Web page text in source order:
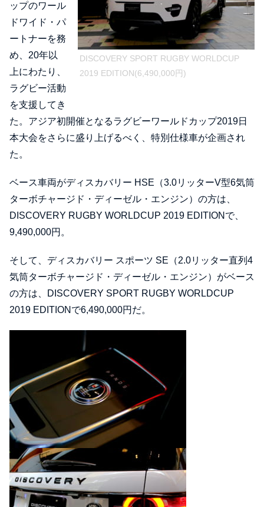
DISCOVERY SPORT RUGBY WORLDCUP
2019 EDITION(6,490,000円)
ップのワール
ドワイド・パ
ートナーを務
め、20年以
上にわたり、
ラグビー活動
を支援してき
た。アジア初開催となるラグビーワールドカップ2019日
本大会をさらに盛り上げるべく、特別仕様車が企画され
た。
ベース車両がディスカバリー HSE（3.0リッターV型6気筒
ターボチャージド・ディーゼル・エンジン）の方は、
DISCOVERY RUGBY WORLDCUP 2019 EDITIONで、
9,490,000円。
そして、ディスカバリー スポーツ SE（2.0リッター直列4
気筒ターボチャージド・ディーゼル・エンジン）がベース
の方は、DISCOVERY SPORT RUGBY WORLDCUP
2019 EDITIONで6,490,000円だ。